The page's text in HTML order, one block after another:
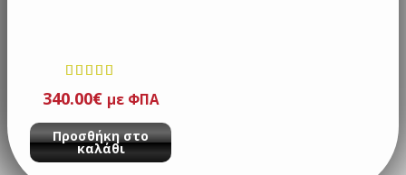
Βαθμολογ
ήθηκε με
από 5
340.00€ με ΦΠΑ
Προσθήκη στο
καλάθι